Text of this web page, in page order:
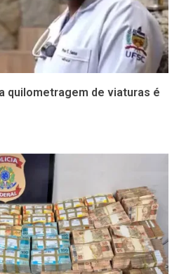
quilometragem de viaturas é